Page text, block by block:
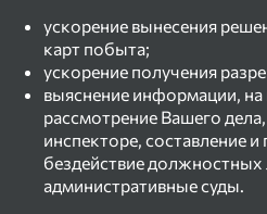
ускорение вынесения
карт побыта;
ускорение получения
выяснение информации, на
рассмотрение Вашего
инспекторе, составление
бездействие должностных
административные суды.